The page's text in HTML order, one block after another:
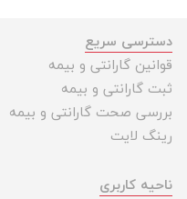
دسترسی سریع
قوانین گارانتی و بیمه
ثبت گارانتی و بیمه
بررسی صحت گارانتی و بیمه
رینگ لایت
ناحیه کاربری